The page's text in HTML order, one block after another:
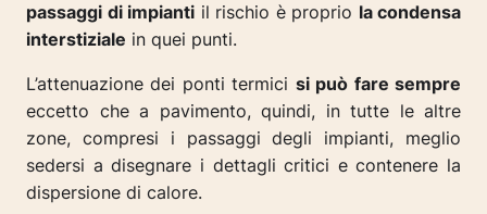
passaggi di impianti il rischio è proprio la condensa
interstiziale in quei punti.
L’attenuazione dei ponti termici si può fare sempre
eccetto che a pavimento, quindi, in tutte le altre
zone, compresi i passaggi degli impianti, meglio
sedersi a disegnare i dettagli critici e contenere la
dispersione di calore.